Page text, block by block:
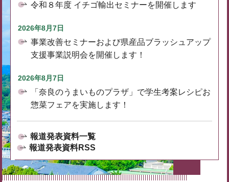
令和８年度 イチゴ輸出セミナーを開催します
2026年8月7日
事業改善セミナーおよび県産品ブラッシュアップ
支援事業説明会を開催します！
2026年8月7日
「奈良のうまいものプラザ」で学生考案レシピお
惣菜フェアを実施します！
報道発表資料一覧
報道発表資料RSS